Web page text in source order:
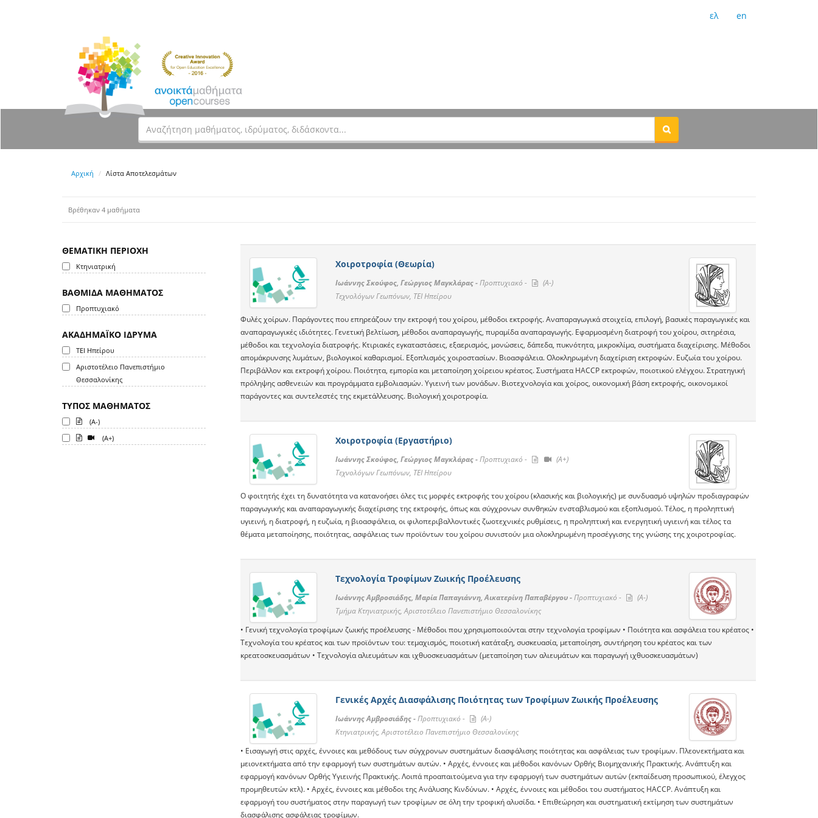
ελ en
Αρχική Λίστα Αποτελεσμάτων
Βρέθηκαν 4 μαθήματα
ΘΕΜΑΤΙΚΗ ΠΕΡΙΟΧΗ
Κτηνιατρική
ΒΑΘΜΙΔΑ ΜΑΘΗΜΑΤΟΣ
Προπτυχιακό
ΑΚΑΔΗΜΑΪΚΟ ΙΔΡΥΜΑ
ΤΕΙ Ηπείρου
Αριστοτέλειο Πανεπιστήμιο
Θεσσαλονίκης
ΤΥΠΟΣ ΜΑΘΗΜΑΤΟΣ
(A-)
(A+)
Χοιροτροφία (Θεωρία)
Ιωάννης Σκούφος, Γεώργιος Μαγκλάρας -Προπτυχιακό -
(A-)
Τεχνολόγων Γεωπόνων, ΤΕΙ Ηπείρου
Φυλές χοίρων. Παράγοντες που επηρεάζουν την εκτροφή του χοίρου, μέθοδοι εκτροφής. Αναπαραγωγικά στοιχεία, επιλογή, βασικές παραγωγικές και
αναπαραγωγικές ιδιότητες. Γενετική βελτίωση, μέθοδοι αναπαραγωγής, πυραμίδα αναπαραγωγής. Εφαρμοσμένη διατροφή του χοίρου, σιτηρέσια,
μέθοδοι και τεχνολογία διατροφής. Κτιριακές εγκαταστάσεις, εξαερισμός, μονώσεις, δάπεδα, πυκνότητα, μικροκλίμα, συστήματα διαχείρισης. Μέθοδοι
απομάκρυνσης λυμάτων, βιολογικοί καθαρισμοί. Εξοπλισμός χοιροστασίων. Βιοασφάλεια. Ολοκληρωμένη διαχείριση εκτροφών. Ευζωία του χοίρου.
Περιβάλλον και εκτροφή χοίρου. Ποιότητα, εμπορία και μεταποίηση χοίρειου κρέατος. Συστήματα HACCP εκτροφών, ποιοτικού ελέγχου. Στρατηγική
πρόληψης ασθενειών και προγράμματα εμβολιασμών. Υγιεινή των μονάδων. Βιοτεχνολογία και χοίρος, οικονομική βάση εκτροφής, οικονομικοί
παράγοντες και συντελεστές της εκμετάλλευσης. Βιολογική χοιροτροφία.
Χοιροτροφία (Εργαστήριο)
Ιωάννης Σκούφος, Γεώργιος Μαγκλάρας -Προπτυχιακό -
(A+)
Τεχνολόγων Γεωπόνων, ΤΕΙ Ηπείρου
Ο φοιτητής έχει τη δυνατότητα να κατανοήσει όλες τις μορφές εκτροφής του χοίρου (κλασικής και βιολογικής) με συνδυασμό υψηλών προδιαγραφών
παραγωγικής και αναπαραγωγικής διαχείρισης της εκτροφής, όπως και σύγχρονων συνθηκών ενσταβλισμού και εξοπλισμού. Τέλος, η προληπτική
υγιεινή, η διατροφή, η ευζωία, η βιοασφάλεια, οι φιλοπεριβαλλοντικές ζωοτεχνικές ρυθμίσεις, η προληπτική και ενεργητική υγιεινή και τέλος τα
θέματα μεταποίησης, ποιότητας, ασφάλειας των προϊόντων του χοίρου συνιστούν μια ολοκληρωμένη προσέγγισης της γνώσης της χοιροτροφίας.
Τεχνολογία Τροφίμων Ζωικής Προέλευσης
Ιωάννης Αμβροσιάδης, Μαρία Παπαγιάννη, Αικατερίνη Παπαβέργου -Προπτυχιακό -
(A-)
Τμήμα Κτηνιατρικής, Αριστοτέλειο Πανεπιστήμιο Θεσσαλονίκης
• Γενική τεχνολογία τροφίμων ζωικής προέλευσης - Μέθοδοι που χρησιμοποιούνται στην τεχνολογία τροφίμων • Ποιότητα και ασφάλεια του κρέατος •
Τεχνολογία του κρέατος και των προϊόντων του: τεμαχισμός, ποιοτική κατάταξη, συσκευασία, μεταποίηση, συντήρηση του κρέατος και των
κρεατοσκευασμάτων • Τεχνολογία αλιευμάτων και ιχθυοσκευασμάτων (μεταποίηση των αλιευμάτων και παραγωγή ιχθυοσκευασμάτων)
Γενικές Αρχές Διασφάλισης Ποιότητας των Τροφίμων Ζωικής Προέλευσης
Ιωάννης Αμβροσιάδης -Προπτυχιακό -
(A-)
Κτηνιατρικής, Αριστοτέλειο Πανεπιστήμιο Θεσσαλονίκης
• Εισαγωγή στις αρχές, έννοιες και μεθόδους των σύγχρονων συστημάτων διασφάλισης ποιότητας και ασφάλειας των τροφίμων. Πλεονεκτήματα και
μειονεκτήματα από την εφαρμογή των συστημάτων αυτών. • Αρχές, έννοιες και μέθοδοι κανόνων Ορθής Βιομηχανικής Πρακτικής. Ανάπτυξη και
εφαρμογή κανόνων Ορθής Υγιεινής Πρακτικής. Λοιπά προαπαιτούμενα για την εφαρμογή των συστημάτων αυτών (εκπαίδευση προσωπικού, έλεγχος
προμηθευτών κτλ). • Αρχές, έννοιες και μέθοδοι της Ανάλυσης Κινδύνων. • Αρχές, έννοιες και μέθοδοι του συστήματος HACCP. Ανάπτυξη και
εφαρμογή του συστήματος στην παραγωγή των τροφίμων σε όλη την τροφική αλυσίδα. • Επιθεώρηση και συστηματική εκτίμηση των συστημάτων
διασφάλισης ασφάλειας τροφίμων.